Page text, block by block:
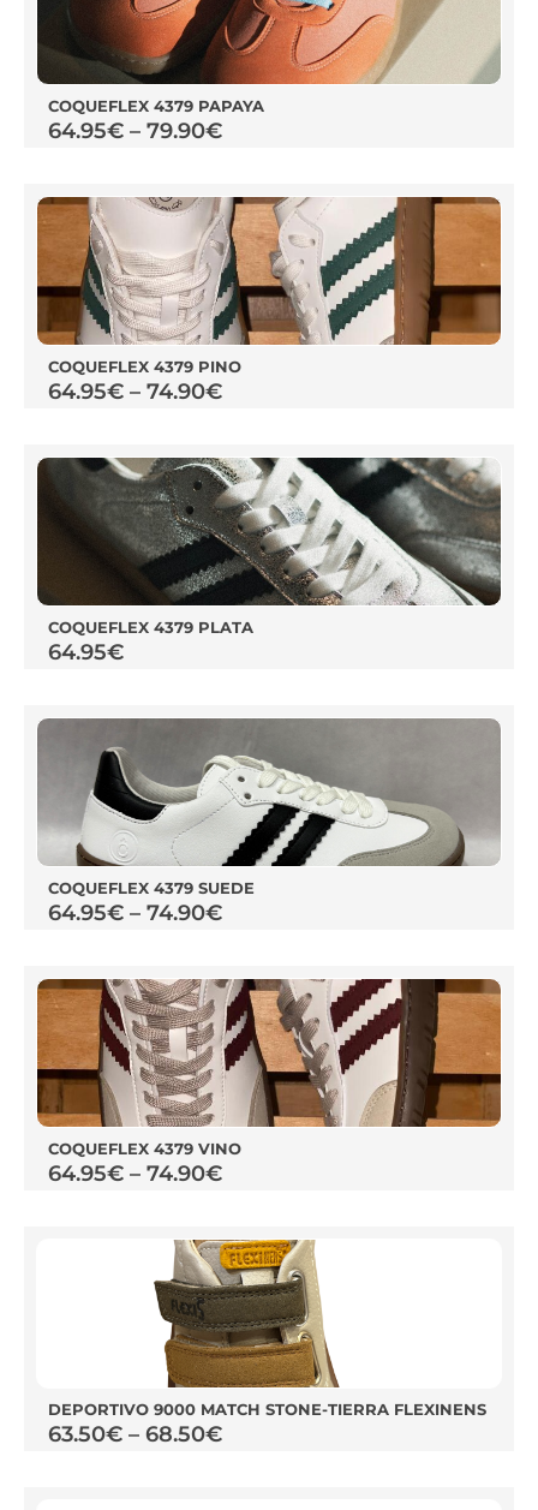
COQUEFLEX 4379 PAPAYA
64.95€ – 79.90€
COQUEFLEX 4379 PINO
64.95€ – 74.90€
COQUEFLEX 4379 PLATA
64.95€
COQUEFLEX 4379 SUEDE
64.95€ – 74.90€
COQUEFLEX 4379 VINO
64.95€ – 74.90€
DEPORTIVO 9000 MATCH STONE-TIERRA FLEXINENS
63.50€ – 68.50€